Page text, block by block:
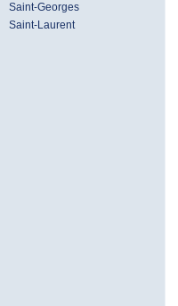
Saint-Georges
Saint-Laurent